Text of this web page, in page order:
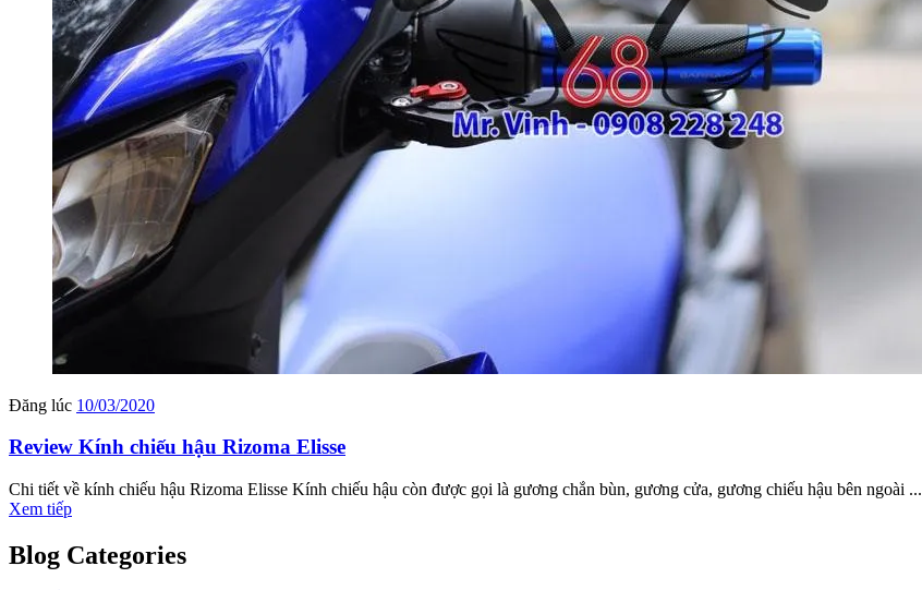
Đăng lúc 10/03/2020
Review Kính chiếu hậu Rizoma Elisse
Chi tiết về kính chiếu hậu Rizoma Elisse Kính chiếu hậu còn được gọi là gương chắn bùn, gương cửa, gương chiếu hậu bên ngoài ...
Xem tiếp
Blog Categories